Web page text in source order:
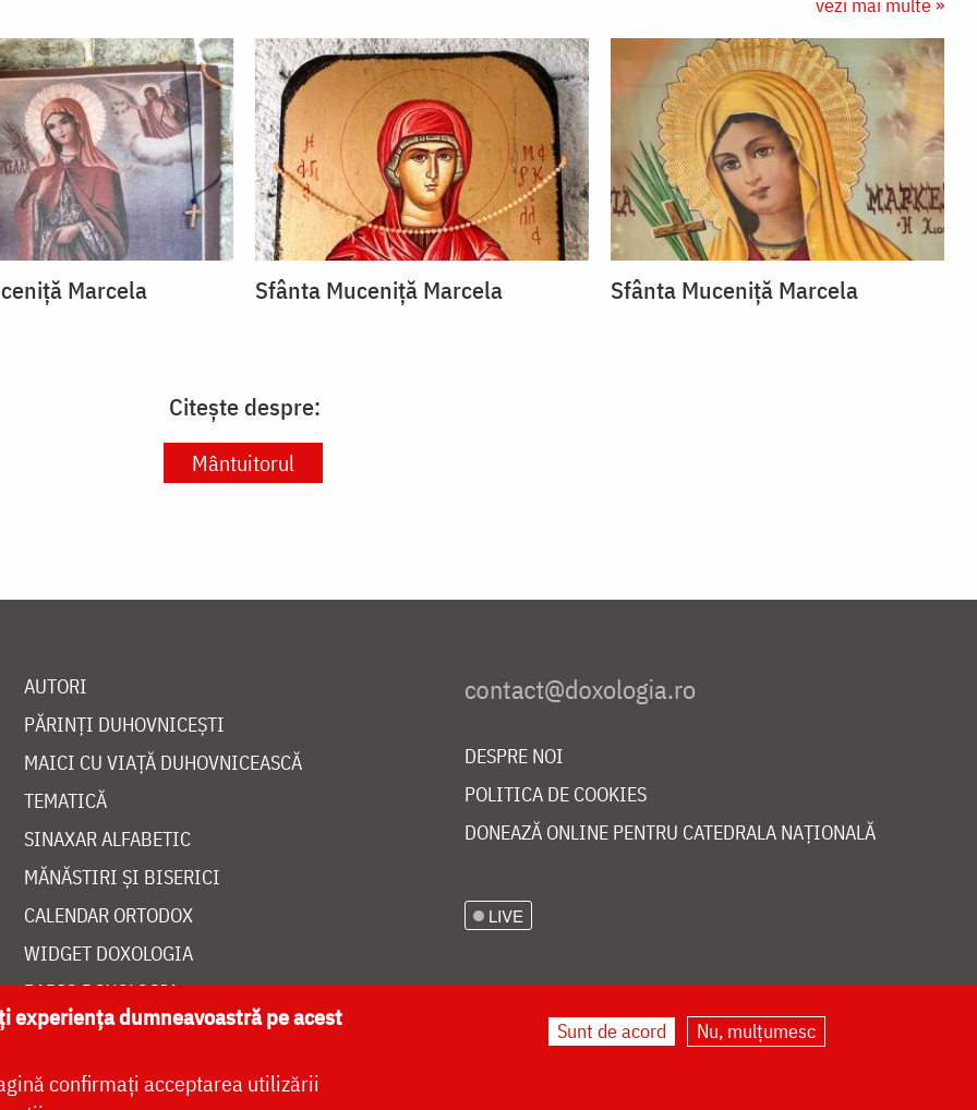
vezi mai multe »
Marcela Sfânta Muceniță Marcela Sfânta Muceniță Marcela
Citește despre:
Mântuitorul
AUTORI
PĂRINȚI DUHOVNICEȘTI
MAICI CU VIAȚĂ DUHOVNICEASCĂ
TEMATICĂ
SINAXAR ALFABETIC
MĂNĂSTIRI ȘI BISERICI
CALENDAR ORTODOX
WIDGET DOXOLOGIA
RADIO DOXOLOGIA
DESPRE NOI
POLITICA DE COOKIES
DONEAZĂ ONLINE PENTRU CATEDRALA NAȚIONALĂ
LIVE
experiența dumneavoastră pe acest
confirmați acceptarea utilizării
Sunt de acord Nu, mulțumesc